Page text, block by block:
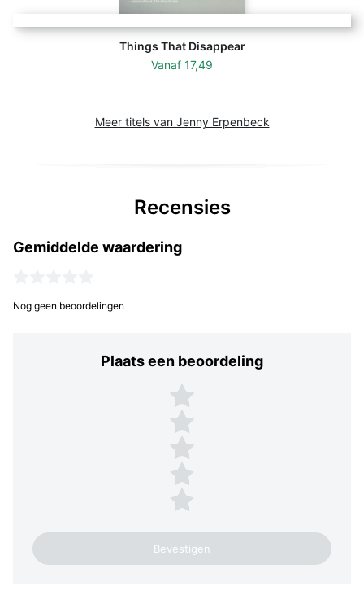
Things That Disappear
Vanaf 17,49
Meer titels van Jenny Erpenbeck
Recensies
Gemiddelde waardering
Nog geen beoordelingen
Plaats een beoordeling
Plaats een beoordeling
5 sterren
4 sterren
3 sterren
2 sterren
1 ster